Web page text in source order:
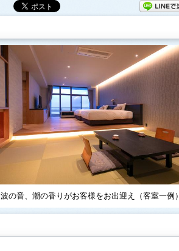
波の音、潮の香りがお客様をお出迎え（客室一例）